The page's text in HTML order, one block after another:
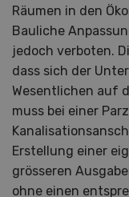
Räumen in den
Bauliche
jedoch verboten.
dass sich der
Wesentlichen auf
muss bei einer
Erstellung einer
grösseren
ohne einen